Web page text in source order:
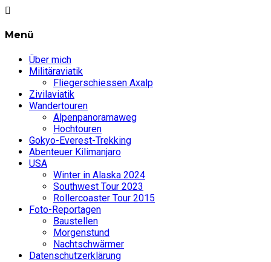
Menü
Über mich
Militäraviatik
Fliegerschiessen Axalp
Zivilaviatik
Wandertouren
Alpenpanoramaweg
Hochtouren
Gokyo-Everest-Trekking
Abenteuer Kilimanjaro
USA
Winter in Alaska 2024
Southwest Tour 2023
Rollercoaster Tour 2015
Foto-Reportagen
Baustellen
Morgenstund
Nachtschwärmer
Datenschutzerklärung